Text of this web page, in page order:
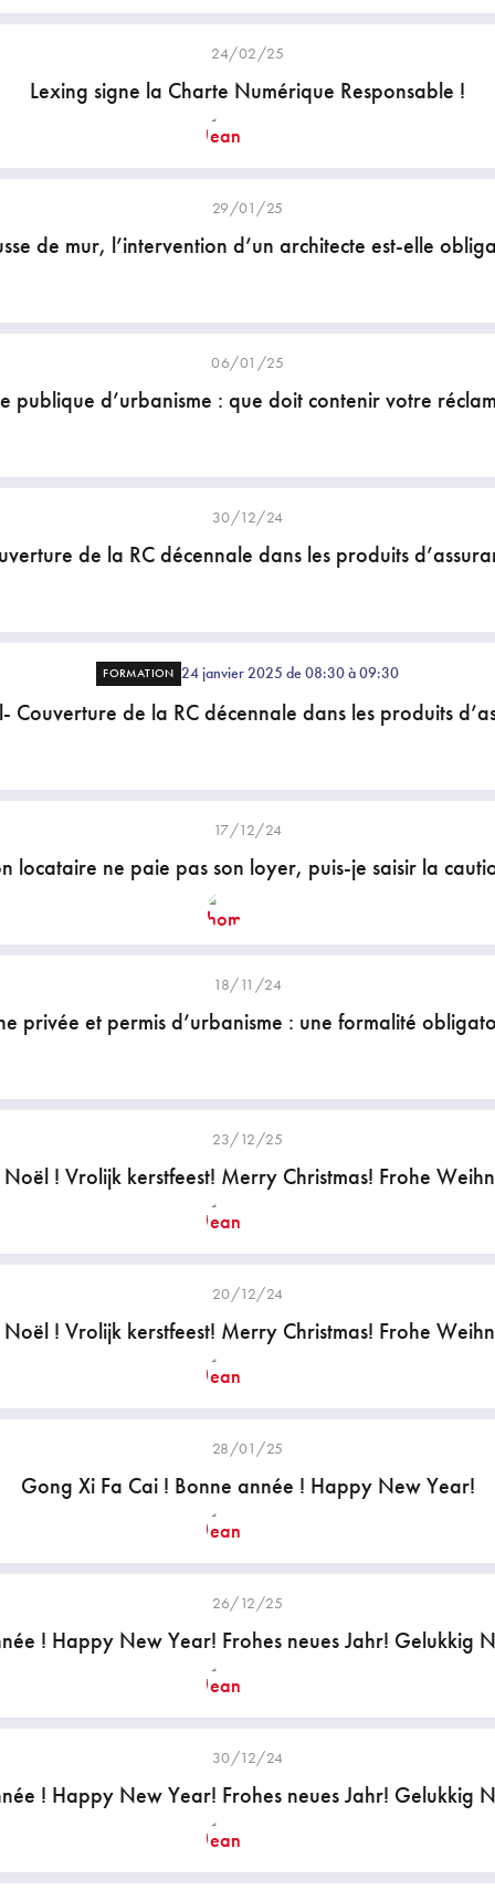
24/02/25
Lexing signe la Charte Numérique Responsable !
29/01/25
de mur, l’intervention d’un architecte est-elle
06/01/25
publique d’urbanisme : que doit contenir votre
30/12/24
de la RC décennale dans les produits
FORMATION 24 janvier 2025 de 08:30 à 09:30
Couverture de la RC décennale dans les produits
17/12/24
locataire ne paie pas son loyer, puis-je saisir la
18/11/24
privée et permis d’urbanisme : une formalité
23/12/25
! Vrolijk kerstfeest! Merry Christmas! Frohe
20/12/24
! Vrolijk kerstfeest! Merry Christmas! Frohe
28/01/25
Gong Xi Fa Cai ! Bonne année ! Happy New Year!
26/12/25
! Happy New Year! Frohes neues Jahr! Gelukkig
30/12/24
! Happy New Year! Frohes neues Jahr! Gelukkig